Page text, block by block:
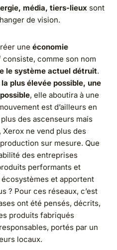
média, tiers-lieux sont
de vision.
une économie
consiste, comme son nom
le système actuel détruit.
la plus élevée possible, une
, elle aboutira à une
est d’ailleurs en
des ascenseurs mais
ne vend plus des
sur mesure. Que
des entreprises
performants et
et apportent
? Pour ces réseaux, c’est
ont été pensés, décrits,
produits fabriqués
portés par un
locaux.